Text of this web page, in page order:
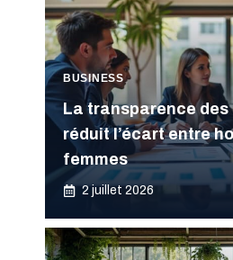
BUSINESS
La transparence
réduit l’écart entre
femmes
2 juillet 2026